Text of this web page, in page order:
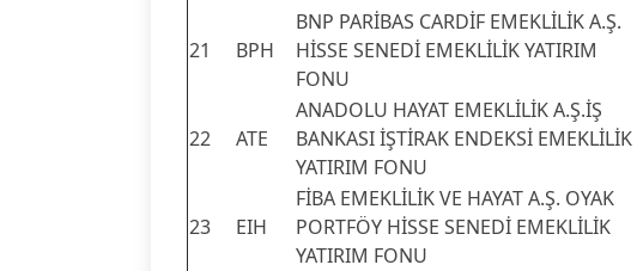
21 BPH
BNP PARİBAS CARDİF EMEKLİLİK A.Ş.
HİSSE SENEDİ EMEKLİLİK YATIRIM
FONU
22 ATE
ANADOLU HAYAT EMEKLİLİK A.Ş.İŞ
BANKASI İŞTİRAK ENDEKSİ EMEKLİLİK
YATIRIM FONU
23 EIH
FİBA EMEKLİLİK VE HAYAT A.Ş. OYAK
PORTFÖY HİSSE SENEDİ EMEKLİLİK
YATIRIM FONU